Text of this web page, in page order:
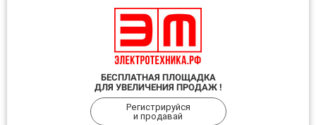
БЕСПЛАТНАЯ ПЛОЩАДКА
ДЛЯ УВЕЛИЧЕНИЯ ПРОДАЖ !
Регистрируйся
и продавай